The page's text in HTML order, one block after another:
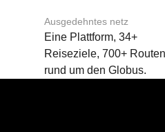
Ausgedehntes netz
Eine Plattform, 34+
Reiseziele, 700+ Routen
rund um den Globus.